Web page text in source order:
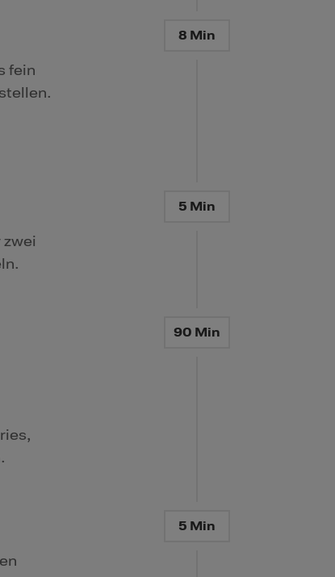
8 Min
fein
5 Min
90 Min
5 Min